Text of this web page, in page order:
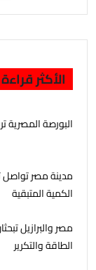
الأكثر قراءة
البورصة المصرية
مدينة مصر تواصل
الكمية المتبقية
مصر والبرازيل
الطاقة والتكرير